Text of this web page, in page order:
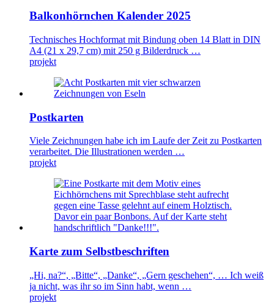
Balkonhörnchen Kalender 2025
Technisches Hochformat mit Bindung oben 14 Blatt in DIN
A4 (21 x 29,7 cm) mit 250 g Bilderdruck …
projekt
Postkarten
Viele Zeichnungen habe ich im Laufe der Zeit zu Postkarten
verarbeitet. Die Illustrationen werden …
projekt
Karte zum Selbstbeschriften
„Hi, na?“, „Bitte“, „Danke“, „Gern geschehen“, … Ich weiß
ja nicht, was ihr so im Sinn habt, wenn …
projekt